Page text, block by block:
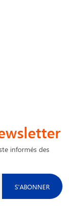
informés des
S'ABONNER